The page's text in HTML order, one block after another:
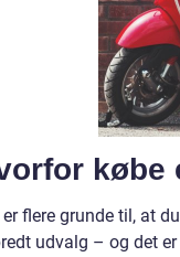
købe
er flere grunde til, at
udvalg – og det